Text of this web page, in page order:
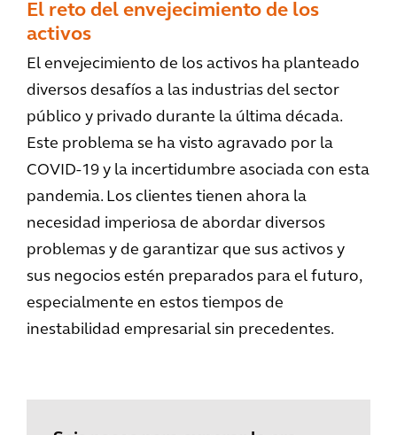
El reto del envejecimiento de los
activos
El envejecimiento de los activos ha planteado
diversos desafíos a las industrias del sector
público y privado durante la última década.
Este problema se ha visto agravado por la
COVID-19 y la incertidumbre asociada con esta
pandemia. Los clientes tienen ahora la
necesidad imperiosa de abordar diversos
problemas y de garantizar que sus activos y
sus negocios estén preparados para el futuro,
especialmente en estos tiempos de
inestabilidad empresarial sin precedentes.